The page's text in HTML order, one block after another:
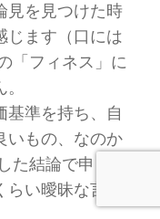
見を見つけた時
じます（口には
「フィネス」に
基準を持ち、自
いもの、なのか
た結論で申し訳
い曖昧な言葉